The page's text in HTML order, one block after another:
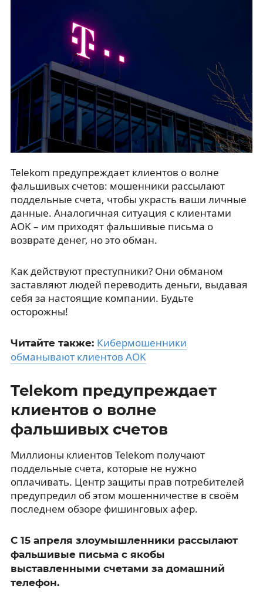
Telekom предупреждает клиентов о волне
фальшивых счетов: мошенники рассылают
поддельные счета, чтобы украсть ваши личные
данные. Аналогичная ситуация с клиентами
AOK – им приходят фальшивые письма о
возврате денег, но это обман.
Как действуют преступники? Они обманом
заставляют людей переводить деньги, выдавая
себя за настоящие компании. Будьте
осторожны!
Читайте также: Кибермошенники
обманывают клиентов AOK
Telekom предупреждает
клиентов о волне
фальшивых счетов
Миллионы клиентов Telekom получают
поддельные счета, которые не нужно
оплачивать. Центр защиты прав потребителей
предупредил об этом мошенничестве в своём
последнем обзоре фишинговых афер.
С 15 апреля злоумышленники рассылают
фальшивые письма с якобы
выставленными счетами за домашний
телефон.